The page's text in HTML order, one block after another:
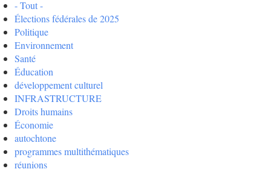
- Tout -
Élections fédérales de 2025
Politique
Environnement
Santé
Éducation
développement culturel
INFRASTRUCTURE
Droits humains
Économie
autochtone
programmes multithématiques
réunions